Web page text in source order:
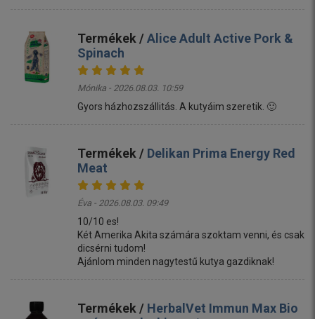
Termékek /Alice Adult Active Pork &
Spinach
Mónika - 2026.08.03. 10:59
Gyors házhozszállitás. A kutyáim szeretik. 🙂
Termékek / Delikan Prima Energy Red
Meat
Éva - 2026.08.03. 09:49
10/10 es!
Két Amerika Akita számára szoktam venni, és csak
dicsérni tudom!
Ajánlom minden nagytestű kutya gazdiknak!
Termékek / HerbalVet Immun Max Bio